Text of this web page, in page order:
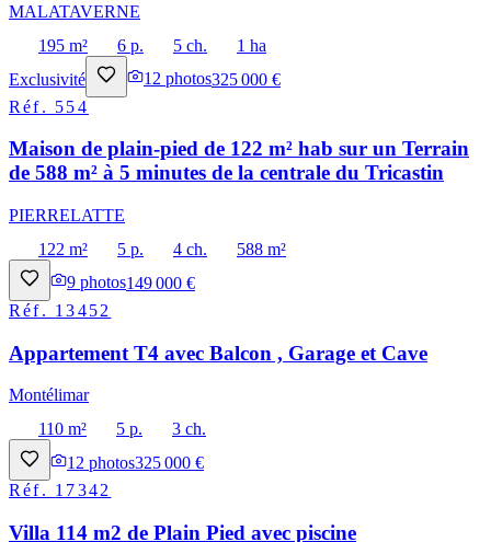
MALATAVERNE
195 m²
6 p. 5 ch.
1 ha
Exclusivité
12 photos325 000 €
Réf. 554
Maison de plain-pied de 122 m² hab sur un Terrain
de 588 m² à 5 minutes de la centrale du Tricastin
PIERRELATTE
122 m²
5 p. 4 ch.
588 m²
9 photos149 000 €
Réf. 13452
Appartement T4 avec Balcon , Garage et Cave
Montélimar
110 m²
5 p.
3 ch.
12 photos325 000 €
Réf. 17342
Villa 114 m2 de Plain Pied avec piscine